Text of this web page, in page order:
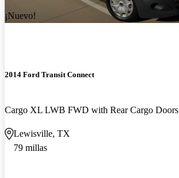
¡Nuevo!
2014 Ford Transit Connect
Cargo XL LWB FWD with Rear Cargo Doors
Lewisville, TX
79 millas